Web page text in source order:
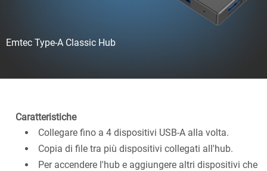
Emtec Type-A Classic Hub
Caratteristiche
Collegare fino a 4 dispositivi USB-A alla volta.
Copia di file tra più dispositivi collegati all'hub.
Per accendere l'hub e aggiungere altri dispositivi che